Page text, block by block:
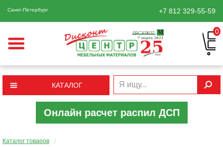
Санкт-Петербург +7 812 329-55-59
0
КАТАЛОГ
Онлайн расчет распил ДСП
Каталог товаров
/